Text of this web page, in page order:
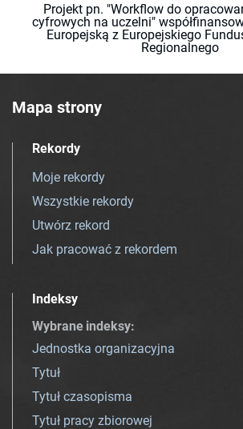
Projekt pn. "Workflow do
cyfrowych na uczelni"
Europejską z Europejskiego
Regionalnego
Mapa strony
Rekordy
Moje rekordy
Wszystkie rekordy
Utwórz rekord
Jak pracować z rekordem
Indeksy
Wybrane indeksy:
Jednostka organizacyjna
Tytuł
Tytuł czasopisma
Tytuł pracy zbiorowej